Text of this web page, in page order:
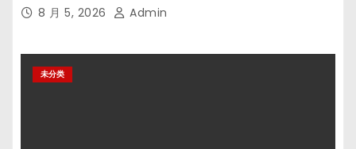
8 月 5, 2026 Admin
未分类